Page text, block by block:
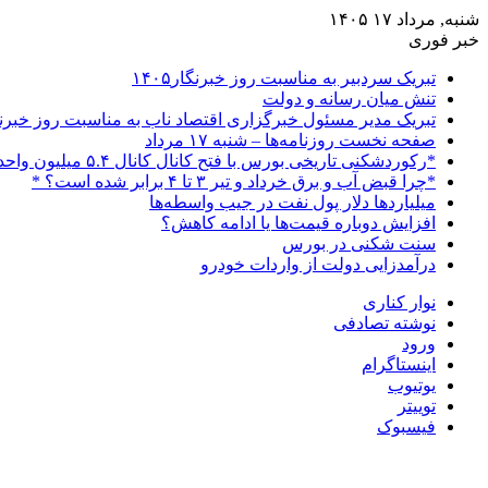
شنبه, مرداد ۱۷ ۱۴۰۵
خبر فوری
تبریک سردبیر به مناسبت روز خبرنگار۱۴۰۵
تنش میان رسانه و دولت
تبریک مدیر مسئول خبرگزاری اقتصاد ناب به مناسبت روز
صفحه نخست روزنامه‌ها – شنبه ۱۷ مرداد
*رکوردشکنی تاریخی بورس با فتح کانال کانال ۵.۴ میلیون واحدی*
*چرا قبض آب و برق خرداد و تیر ۳ تا ۴ برابر شده است؟ *
میلیاردها دلار پول نفت در جیب واسطه‌ها
افزایش دوباره قیمت‌ها یا ادامه کاهش؟
سنت شکنی در بورس
درآمدزایی دولت از واردات خودرو
نوار کناری
نوشته تصادفی
ورود
اینستاگرام
یوتیوب
توییتر
فیسبوک